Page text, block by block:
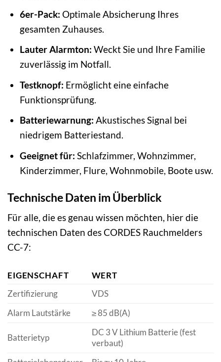
6er-Pack: Optimale Absicherung Ihres
gesamten Zuhauses.
Lauter Alarmton: Weckt Sie und Ihre Familie
zuverlässig im Notfall.
Testknopf: Ermöglicht eine einfache
Funktionsprüfung.
Batteriewarnung: Akustisches Signal bei
niedrigem Batteriestand.
Geeignet für: Schlafzimmer, Wohnzimmer,
Kinderzimmer, Flure, Wohnmobile, Boote usw.
Technische Daten im Überblick
Für alle, die es genau wissen möchten, hier die
technischen Daten des CORDES Rauchmelders
CC-7:
EIGENSCHAFT
WERT
Zertifizierung
VDS
Alarm Lautstärke
≥ 85 dB(A)
Batterietyp
DC 3 V Lithium Batterie (fest
verbaut)